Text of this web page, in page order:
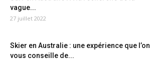
vague...
27 juillet 2022
Skier en Australie : une expérience que l’on
vous conseille de...